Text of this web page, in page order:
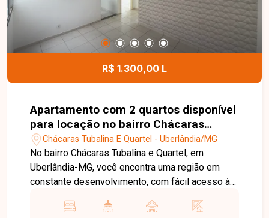
clínicas, escritórios, escolas, consultórios ou
empresas que buscam um imóvel amplo,
funcional e muito bem localizado. Entre em
contato para mais informações e agende uma
visita para conhecer esta excelente oportunidade
R$ 1.300,00 L
Apartamento com 2 quartos disponível
para locação no bairro Chácaras
Tubalina E Quartel em Uberlândia-MG
Chácaras Tubalina E Quartel - Uberlândia/MG
No bairro Chácaras Tubalina e Quartel, em
Uberlândia-MG, você encontra uma região em
constante desenvolvimento, com fácil acesso às
supermercados, escolas, farmácias e diversos